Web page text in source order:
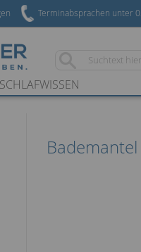
Terminabsprachen unter
SCHLAFWISSEN